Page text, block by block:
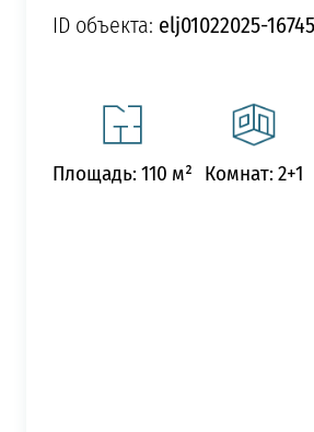
ID объекта: elj01022025-
Площадь: 110 м² Комнат: 2+1